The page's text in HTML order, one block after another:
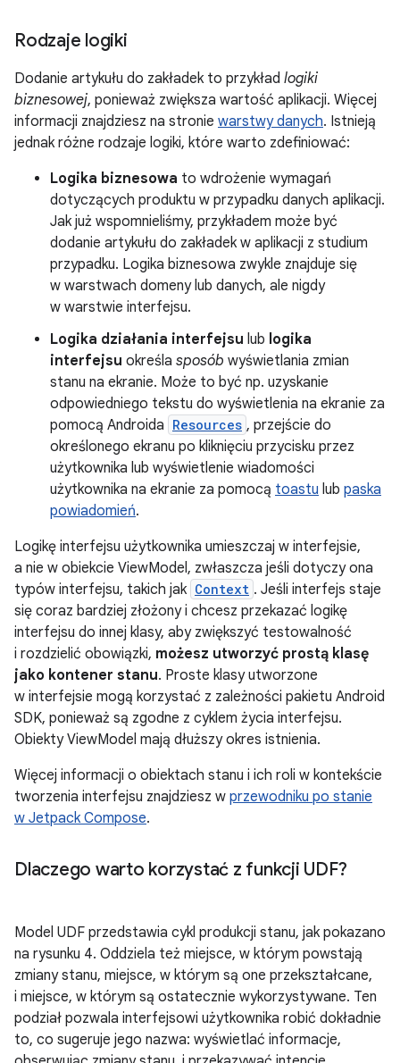
Rodzaje logiki
Dodanie artykułu do zakładek to przykład logiki
biznesowej, ponieważ zwiększa wartość aplikacji. Więcej
informacji znajdziesz na stronie warstwy danych. Istnieją
jednak różne rodzaje logiki, które warto zdefiniować:
Logika biznesowa to wdrożenie wymagań
dotyczących produktu w przypadku danych aplikacji.
Jak już wspomnieliśmy, przykładem może być
dodanie artykułu do zakładek w aplikacji z studium
przypadku. Logika biznesowa zwykle znajduje się
w warstwach domeny lub danych, ale nigdy
w warstwie interfejsu.
Logika działania interfejsu lub logika
interfejsu określa sposób wyświetlania zmian
stanu na ekranie. Może to być np. uzyskanie
odpowiedniego tekstu do wyświetlenia na ekranie za
pomocą Androida Resources , przejście do
określonego ekranu po kliknięciu przycisku przez
użytkownika lub wyświetlenie wiadomości
użytkownika na ekranie za pomocą toastu lub paska
powiadomień.
Logikę interfejsu użytkownika umieszczaj w interfejsie,
a nie w obiekcie ViewModel, zwłaszcza jeśli dotyczy ona
typów interfejsu, takich jak Context . Jeśli interfejs staje
się coraz bardziej złożony i chcesz przekazać logikę
interfejsu do innej klasy, aby zwiększyć testowalność
i rozdzielić obowiązki, możesz utworzyć prostą klasę
jako kontener stanu. Proste klasy utworzone
w interfejsie mogą korzystać z zależności pakietu Android
SDK, ponieważ są zgodne z cyklem życia interfejsu.
Obiekty ViewModel mają dłuższy okres istnienia.
Więcej informacji o obiektach stanu i ich roli w kontekście
tworzenia interfejsu znajdziesz w przewodniku po stanie
w Jetpack Compose.
Dlaczego warto korzystać z funkcji UDF?
Model UDF przedstawia cykl produkcji stanu, jak pokazano
na rysunku 4. Oddziela też miejsce, w którym powstają
zmiany stanu, miejsce, w którym są one przekształcane,
i miejsce, w którym są ostatecznie wykorzystywane. Ten
podział pozwala interfejsowi użytkownika robić dokładnie
to, co sugeruje jego nazwa: wyświetlać informacje,